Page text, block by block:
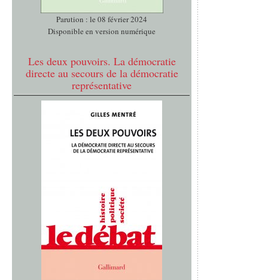
Parution : le 08 février 2024
Disponible en version numérique
Les deux pouvoirs. La démocratie
directe au secours de la démocratie
représentative